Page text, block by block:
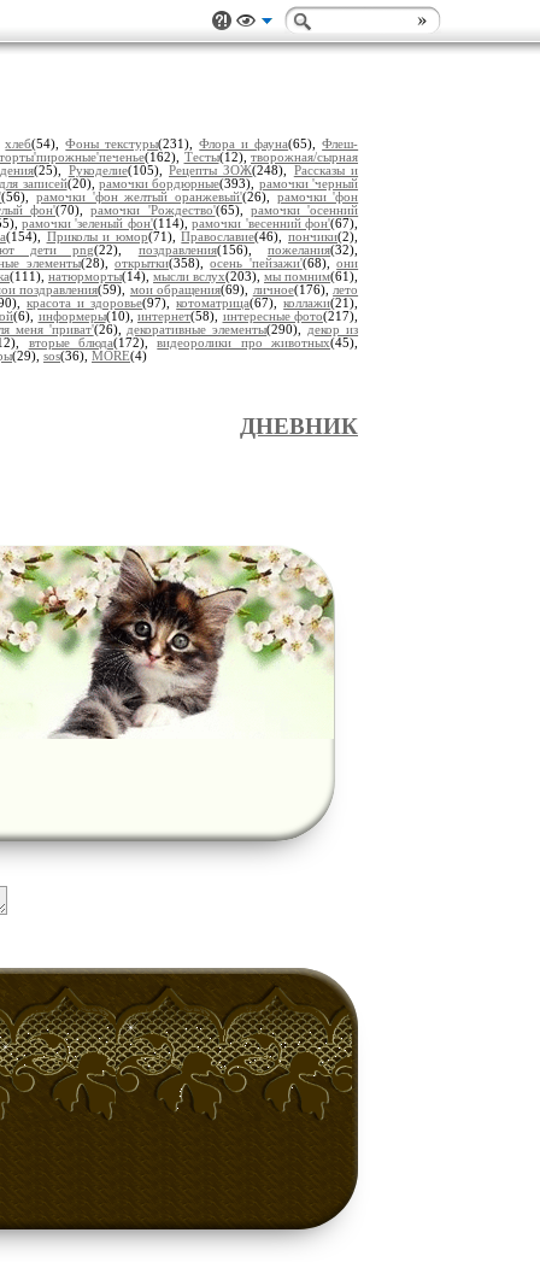
хлеб(54),Фоны текстуры(231),Флора и фауна(65),Флеш-
торты'пирожные'печенье(162), Тесты(12), творожная/сырная
(25), Рукоделие(105),Рецепты ЗОЖ(248), Рассказы и
записей(20), рамочки бордюрные(393), рамочки 'черный
(56),рамочки 'фон желтый оранжевый'(26), рамочки 'фон
фон'(70),рамочки 'Рождество'(65), рамочки 'осенний
рамочки 'зеленый фон'(114),рамочки 'весенний фон'(67),
(154), Приколы и юмор(71),Православие(46), пончики(2),
дети png(22), поздравления(156),пожелания(32),
элементы(28), открытки(358),осень 'пейзажи'(68),они
(111), натюрморты(14), мысли вслух(203), мы помним(61),
поздравления(59), мои обращения(69), личное(176), лето
красота и здоровье(97),котоматрица(67),коллажи(21),
(6), информеры(10), интернет(58), интересные фото(217),
меня 'приват'(26), декоративные элементы(290), декор из
вторые блюда(172),видеоролики про животных(45),
(29), sos(36), MORE(4)
ДНЕВНИК